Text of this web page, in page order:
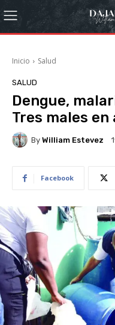
Inicio Salud
SALUD
Dengue,
Tres males en
By William Estevez
Facebook